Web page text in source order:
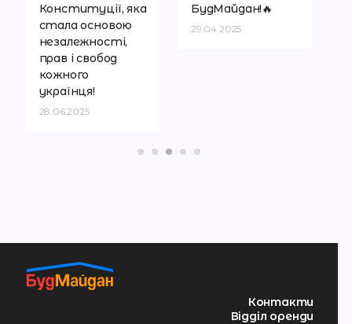
Конституції, яка
стала основою
незалежності,
прав і свобод
кожного
українця!
28.06.2025
БудМайдан!🔥
29.04.2025
Контакти
Відділ оренди